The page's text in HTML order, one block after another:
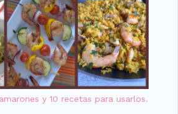
y 10 recetas para usarlos.